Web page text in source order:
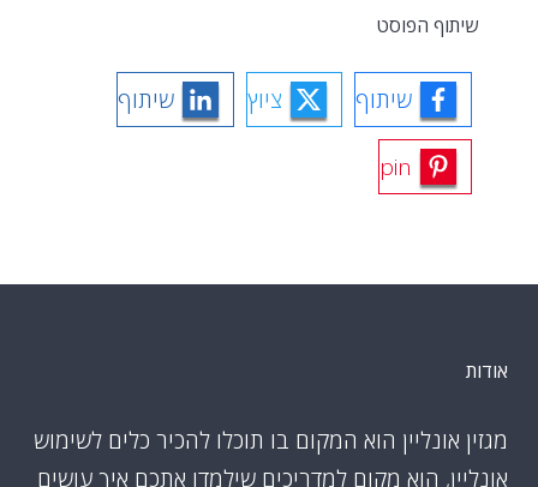
שיתוף הפוסט
שיתוף ציוץ שיתוף
pin
אודות
מגזין אונליין הוא המקום בו תוכלו להכיר כלים לשימוש
אונליין, הוא מקום למדריכים שילמדו אתכם איך עושים